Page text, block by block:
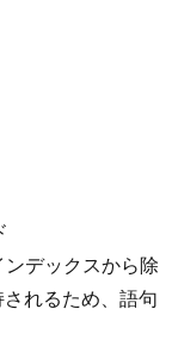
デックスから除
れるため、語句